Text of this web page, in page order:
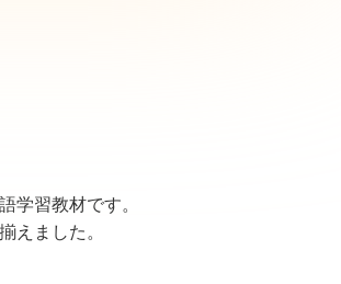
学習教材です。
えました。